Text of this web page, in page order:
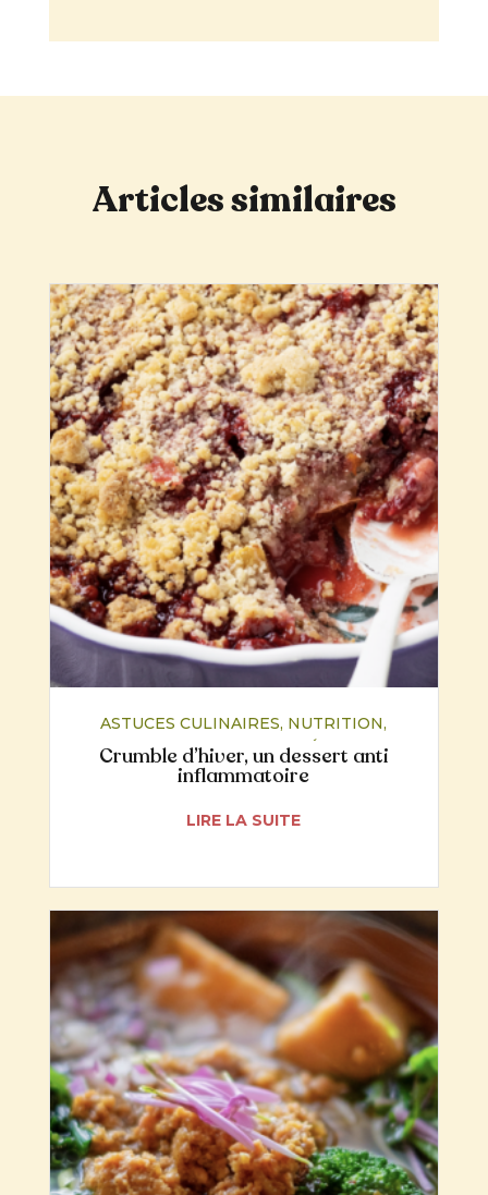
Articles similaires
Crumble d’hiver, un dessert anti
inflammatoire
ASTUCES CULINAIRES, NUTRITION,
RECETTES, SANTÉ
LIRE LA SUITE